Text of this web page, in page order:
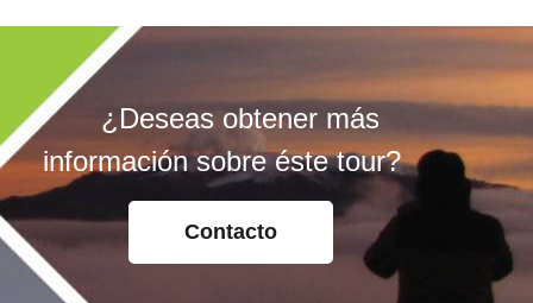
¿Deseas obtener más
información sobre éste tour?
Contacto